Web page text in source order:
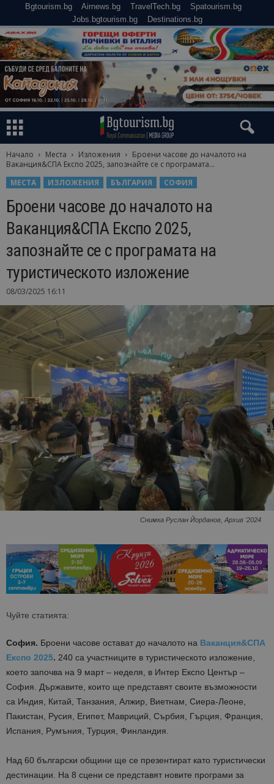
Bgtourism.bg Airnews.bg TravelTech.bg
Spatourism.bg
Jobs.bgtourism.bg
Destinations.bg
Начало Места Изложения
Броени часове до началото на
Ваканция&СПА Експо 2025, запознайте се с програмата...
МЕСТА
ИЗЛОЖЕНИЯ БЪЛГАРИЯ СОФИЯ
Броени часове до началото на
Ваканция&СПА Експо 2025,
запознайте се с програмата на
туристическото изложение
08/03/2025 16:11
Снимка Руслан Йорданов, Архив '2024
Чуйте статията:
София. Броени часове остават до началото на Ваканция&СПА
Експо 2025. 240 са участниците в туристическото изложение,
което започва на 9 март – неделя, в Интер Експо Център –
София. Държавите, които ще представят своите възможности
са Индия, Китай, Танзания, Алжир, Виетнам, Сиера-Леоне,
Пакистан, Русия, Египет, Мавриций, Сърбия, Гърция, Франция,
Испания, Румъния, Турция, Финландия.
Над 60 български общини ще се презентират като туристически
дестинации. На 8 сцени се представят новите програми за